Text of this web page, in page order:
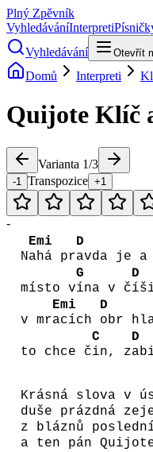
Plný Zpěvník
VyhledáváníInterpreti
Vyhledávání
Otevřít
Domů Interpreti
Quijote Klíč
Varianta 1/3
-1 Transpozice +1
-
N
Emi
ahá pr
D
avda je
místo v
G
ína v č
D
v mr
Emi
acích
D
obr
to chce č
C
in, z
D
Krásná slova v
duše prázdná
z bláznů
a ten pán